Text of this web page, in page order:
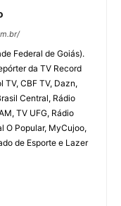
Federal de Goiás).
da TV Record
TV, CBF TV, Dazn,
Central, Rádio
TV UFG, Rádio
O Popular, MyCujoo,
de Esporte e Lazer